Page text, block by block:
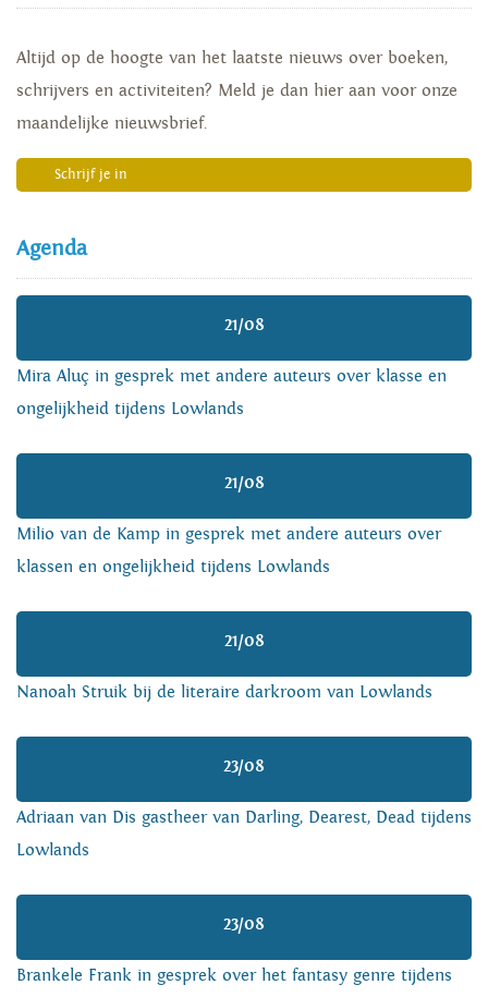
Altijd op de hoogte van het laatste nieuws over boeken,
schrijvers en activiteiten? Meld je dan hier aan voor onze
maandelijke nieuwsbrief.
Schrijf je in
Agenda
21/08
Mira Aluç in gesprek met andere auteurs over klasse en
ongelijkheid tijdens Lowlands
21/08
Milio van de Kamp in gesprek met andere auteurs over
klassen en ongelijkheid tijdens Lowlands
21/08
Nanoah Struik bij de literaire darkroom van Lowlands
23/08
Adriaan van Dis gastheer van Darling, Dearest, Dead tijdens
Lowlands
23/08
Brankele Frank in gesprek over het fantasy genre tijdens